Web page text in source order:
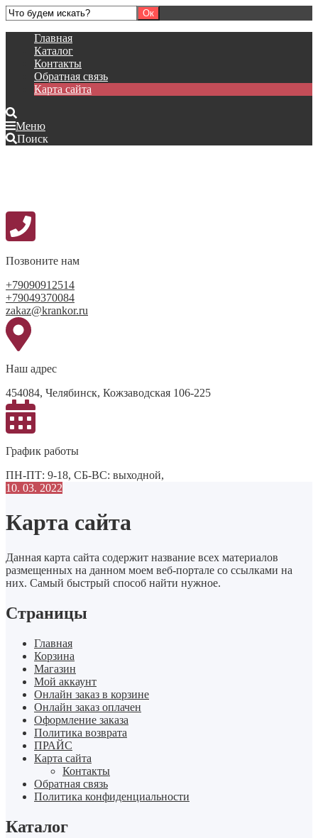
Главная
Каталог
Контакты
Обратная связь
Карта сайта
Меню
Поиск
Позвоните нам
+79090912514
+79049370084
zakaz@krankor.ru
Наш адрес
454084, Челябинск, Кожзаводская 106-225
График работы
ПН-ПТ: 9-18, СБ-ВС: выходной,
10. 03. 2022
Карта сайта
Данная карта сайта содержит название всех материалов
размещенных на данном моем веб-портале со ссылками на
них. Самый быстрый способ найти нужное.
Страницы
Главная
Корзина
Магазин
Мой аккаунт
Онлайн заказ в корзине
Онлайн заказ оплачен
Оформление заказа
Политика возврата
ПРАЙС
Карта сайта
Контакты
Обратная связь
Политика конфиденциальности
Каталог